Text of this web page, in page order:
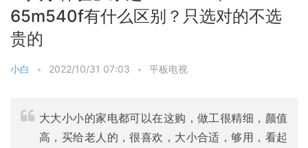
65m540f有什么区别？只选对的不选
贵的
小白 • 2022/10/31 07:03 • 平板电视
大大小小的家电都可以在这购，做工很精细，颜值
高，买给老人的，很喜欢，大小合适，够用，看起